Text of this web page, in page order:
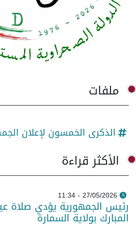
ملفات
الذكرى الخمسون لإعلان
الأكثر قراءة
27/05/2026 - 11:34
رئيس الجمهورية يؤدي صلاة
المبارك بولاية السمارة